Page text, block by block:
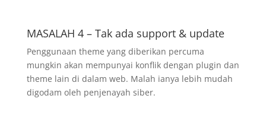
MASALAH 4 – Tak ada support & update
Penggunaan theme yang diberikan percuma
mungkin akan mempunyai konflik dengan plugin dan
theme lain di dalam web. Malah ianya lebih mudah
digodam oleh penjenayah siber.